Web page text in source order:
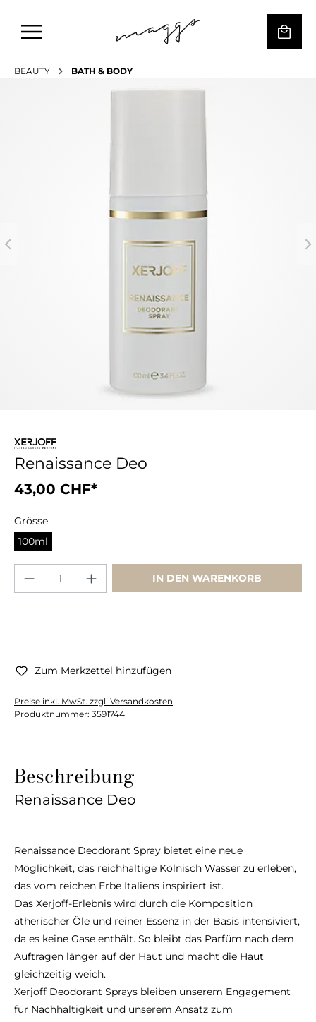
BEAUTY BATH & BODY
Renaissance Deo
43,00 CHF*
Grösse
100ml
IN DEN WARENKORB
Zum Merkzettel hinzufügen
Preise inkl. MwSt. zzgl. Versandkosten
Produktnummer: 3591744
Beschreibung
Renaissance Deo
Renaissance Deodorant Spray bietet eine neue
Möglichkeit, das reichhaltige Kölnisch Wasser zu erleben,
das vom reichen Erbe Italiens inspiriert ist.
Das Xerjoff-Erlebnis wird durch die Komposition
ätherischer Öle und reiner Essenz in der Basis intensiviert,
da es keine Gase enthält. So bleibt das Parfüm nach dem
Auftragen länger auf der Haut und macht die Haut
gleichzeitig weich.
Xerjoff Deodorant Sprays bleiben unserem Engagement
für Nachhaltigkeit und unserem Ansatz zum